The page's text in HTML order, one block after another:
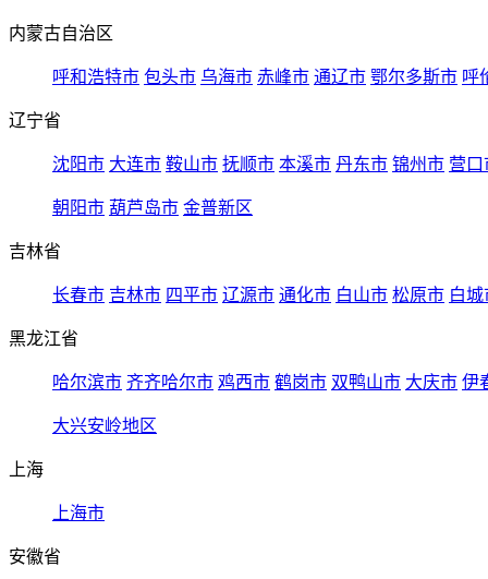
内蒙古自治区
呼和浩特市 包头市 乌海市 赤峰市 通辽市 鄂尔多斯市 呼
辽宁省
沈阳市 大连市 鞍山市 抚顺市 本溪市 丹东市 锦州市 营口
朝阳市 葫芦岛市 金普新区
吉林省
长春市 吉林市 四平市 辽源市 通化市 白山市 松原市 白城
黑龙江省
哈尔滨市 齐齐哈尔市 鸡西市 鹤岗市 双鸭山市 大庆市 伊
大兴安岭地区
上海
上海市
安徽省